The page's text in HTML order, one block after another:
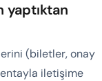
yaptıktan
(biletler, onay
iletişime